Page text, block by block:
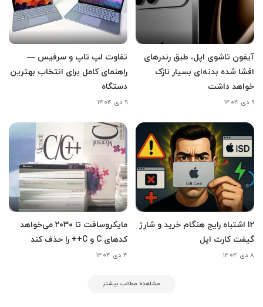
آیفون تاشوی اپل، طبق رندرهای
افشا شده بدنه‌ای بسیار نازک
خواهد داشت
۹ دی ۱۴۰۴
تفاوت لپ تاپ و سرفیس —
راهنمای کامل برای انتخاب بهترین
دستگاه
۹ دی ۱۴۰۴
12 اشتباه رایج هنگام خرید و شارژ
گیفت کارت اپل
۸ دی ۱۴۰۴
مایکروسافت تا ۲۰۳۰ می‌خواهد
کدهای C و C++ را حذف کند
۴ دی ۱۴۰۴
مشاهده مطالب بیشتر